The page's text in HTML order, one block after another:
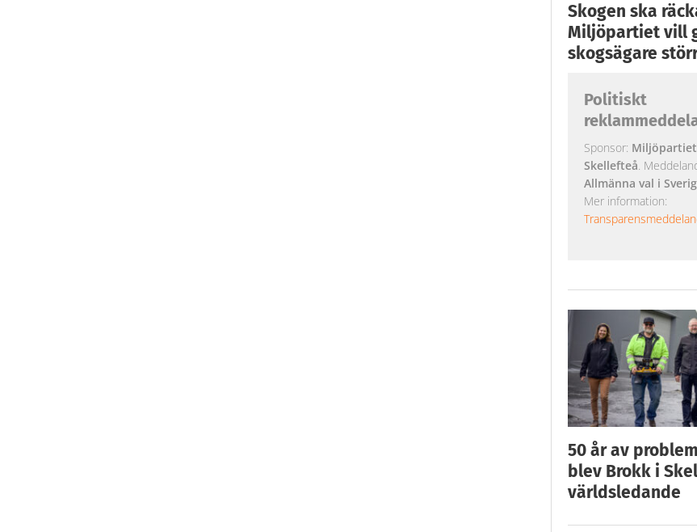
Skogen ska
Miljöpartiet vill
skogsägare
Politiskt
Sponsor:
Skellefteå.
Allmänna val i
Mer information:
50 år av
blev Brokk i
världsledande